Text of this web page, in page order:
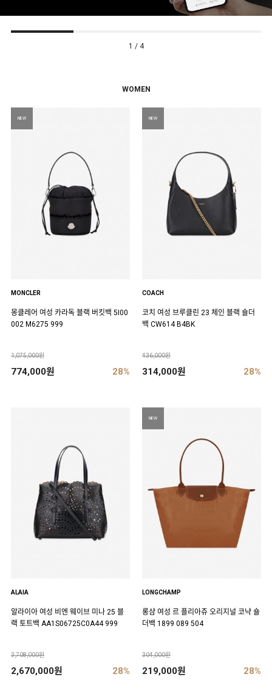
1 / 4
WOMEN
NEW
MONCLER
몽클레어 여성 카라독 블랙 버킷백 5I00
002 M6275 999
1,075,000원
774,000원 28%
NEW
COACH
코치 여성 브루클린 23 체인 블랙 숄더
백 CW614 B4BK
436,000원
314,000원 28%
ALAIA
알라이아 여성 비엔 웨이브 미나 25 블
랙 토트백 AA1S06725C0A44 999
3,708,000원
2,670,000원 28%
NEW
LONGCHAMP
롱샴 여성 르 플리아쥬 오리지널 코냑 숄
더백 1899 089 504
304,000원
219,000원 28%